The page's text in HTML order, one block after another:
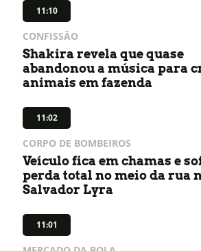
11:10
CONFISSÃO
Shakira revela que quase
abandonou a música para
animais em fazenda
11:02
CORPO DE BOMBEIROS
Veículo fica em chamas e
perda total no meio da rua
Salvador Lyra
11:01